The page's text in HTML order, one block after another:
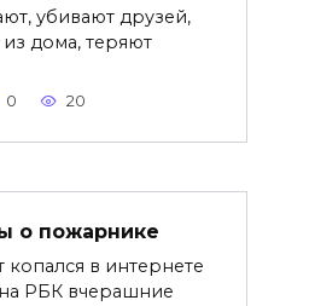
убивают друзей,
из дома, теряют
0 20
о пожарнике
копался в интернете
РБК вчерашние